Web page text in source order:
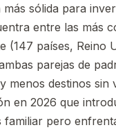
sólida para
entre las más
(147 países, Reino
parejas de
destinos sin
en 2026 que
pero